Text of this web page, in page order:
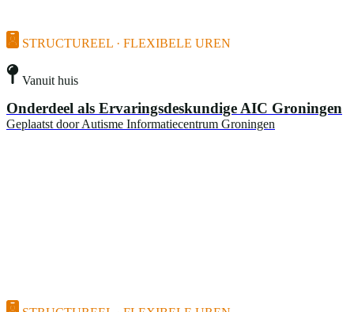
STRUCTUREEL · FLEXIBELE UREN
Vanuit huis
Onderdeel als Ervaringsdeskundige AIC Groningen
Geplaatst door Autisme Informatiecentrum Groningen